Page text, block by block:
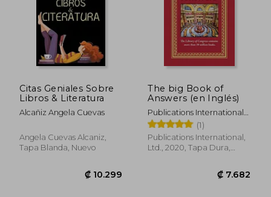
₡ 14.923
Citas Geniales Sobre
Libros & Literatura
Alcañiz Angela Cuevas
Angela Cuevas Alcaniz,
Tapa Blanda, Nuevo
The big Book of
Answers (en Inglés)
Publications International
Ltd
(1)
Publications International,
Ltd., 2020, Tapa Dura,